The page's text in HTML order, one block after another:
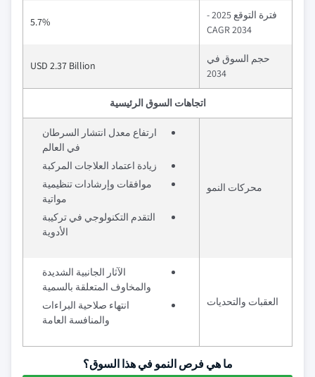
فترة التوقع 2025 -
2034 CAGR
5.7%
حجم السوق في
2034
USD 2.37 Billion
اتجاهات السوق الرئيسية
محركات النمو
ارتفاع معدل انتشار السرطان
في العالم
زيادة اعتماد العلاجات المركبة
موافقات وإرشادات تنظيمية
مواتية
التقدم التكنولوجي في تركيبة
الأدوية
العقبات والتحديات
الآثار الجانبية الشديدة
والمخاوف المتعلقة بالسمية
انتهاء صلاحية البراءات
والمنافسة العامة
ما هي فرص النمو في هذا السوق؟